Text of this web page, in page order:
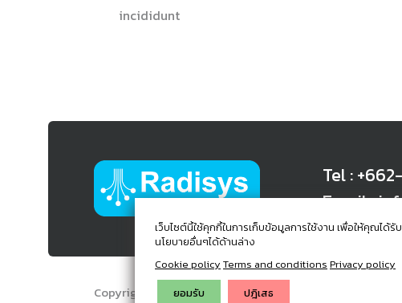
incididunt
เว็บไซต์นี้ใช้คุกกี้ในการเก็บข้อมูลการใช้งาน เพื่อให้คุณไ
นโยบายอื่นๆได้ด้านล่าง
Cookie policy Terms and conditions Privacy policy
ยอมรับ
ปฎิเสธ
Tel :
Email :
Copyright © 2024. Radisys Co.,Ltd. All Rights Reserved.